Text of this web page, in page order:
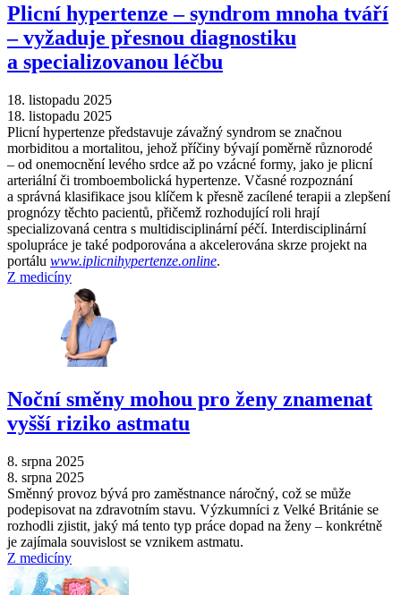
Plicní hypertenze –⁠ syndrom mnoha tváří
–⁠ vyžaduje přesnou diagnostiku
a specializovanou léčbu
18. listopadu 2025
18. listopadu 2025
Plicní hypertenze představuje závažný syndrom se značnou
morbiditou a mortalitou, jehož příčiny bývají poměrně různorodé
–⁠ od onemocnění levého srdce až po vzácné formy, jako je plicní
arteriální či tromboembolická hypertenze. Včasné rozpoznání
a správná klasifikace jsou klíčem k přesně zacílené terapii a zlepšení
prognózy těchto pacientů, přičemž rozhodující roli hrají
specializovaná centra s multidisciplinární péčí. Interdisciplinární
spolupráce je také podporována a akcelerována skrze projekt na
portálu www.iplicnihypertenze.online.
Z medicíny
Noční směny mohou pro ženy znamenat
vyšší riziko astmatu
8. srpna 2025
8. srpna 2025
Směnný provoz bývá pro zaměstnance náročný, což se může
podepisovat na zdravotním stavu. Výzkumníci z Velké Británie se
rozhodli zjistit, jaký má tento typ práce dopad na ženy –⁠ konkrétně
je zajímala souvislost se vznikem astmatu.
Z medicíny